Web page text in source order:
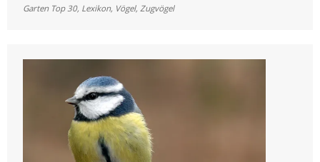
Garten Top 30, Lexikon, Vögel, Zugvögel